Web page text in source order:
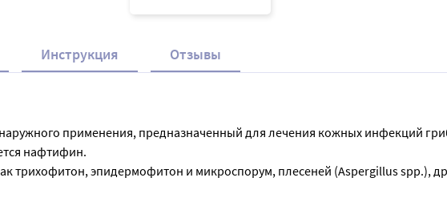
Инструкция Отзывы
применения, предназначенный для лечения кожных инфекций
нафтифин.
трихофитон, эпидермофитон и микроспорум, плесеней (Aspergillus spp.),
Он оказывает противогрибковое действие и устраняет симптомы